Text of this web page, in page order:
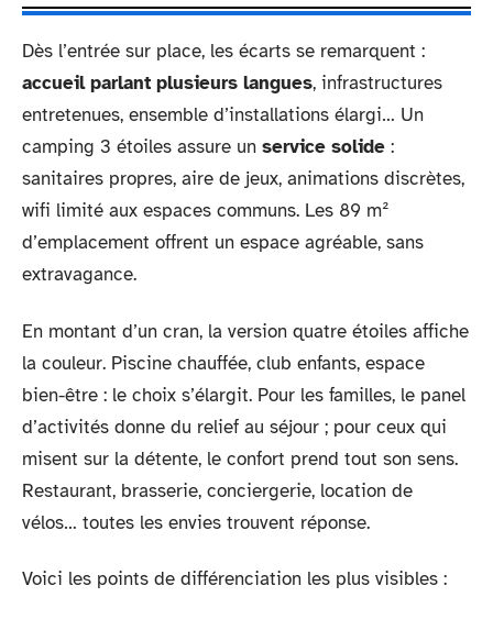
Dès l’entrée sur place, les écarts se remarquent :
accueil parlant plusieurs langues, infrastructures
entretenues, ensemble d’installations élargi… Un
camping 3 étoiles assure un service solide :
sanitaires propres, aire de jeux, animations discrètes,
wifi limité aux espaces communs. Les 89 m²
d’emplacement offrent un espace agréable, sans
extravagance.
En montant d’un cran, la version quatre étoiles affiche
la couleur. Piscine chauffée, club enfants, espace
bien-être : le choix s’élargit. Pour les familles, le panel
d’activités donne du relief au séjour ; pour ceux qui
misent sur la détente, le confort prend tout son sens.
Restaurant, brasserie, conciergerie, location de
vélos… toutes les envies trouvent réponse.
Voici les points de différenciation les plus visibles :